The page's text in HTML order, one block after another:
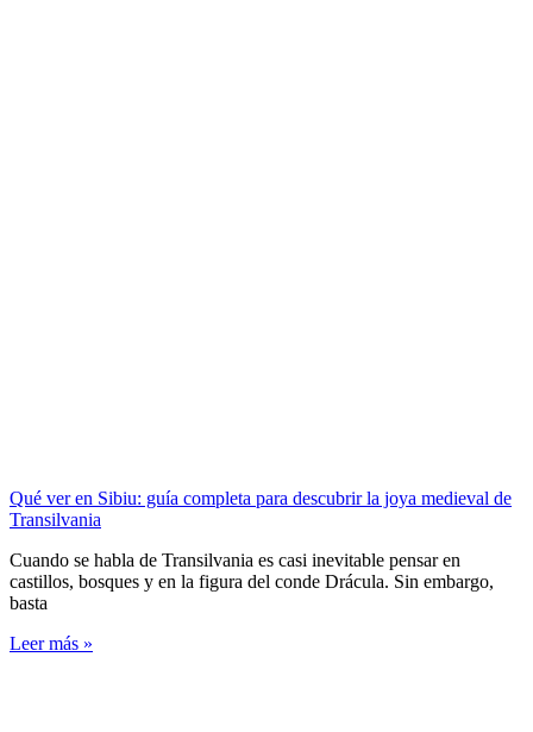
Qué ver en Sibiu: guía completa para descubrir la joya medieval de
Transilvania
Cuando se habla de Transilvania es casi inevitable pensar en
castillos, bosques y en la figura del conde Drácula. Sin embargo,
basta
Leer más »